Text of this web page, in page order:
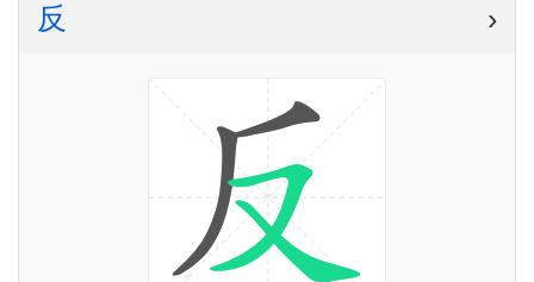
反 ›